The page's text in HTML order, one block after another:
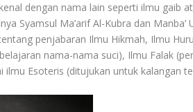
dengan nama lain seperti ilmu gaib
Syamsul Ma’arif Al-Kubra dan
penjabaran Ilmu Hikmah, Ilmu
nama-nama suci), Ilmu Falak
ilmu Esoteris (ditujukan untuk kalangan